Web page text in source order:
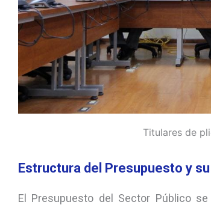
Titulares de
Estructura del Presupuesto y
El Presupuesto del Sector Público se